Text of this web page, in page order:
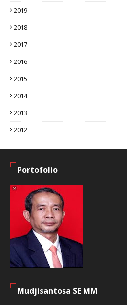
2019
2018
2017
2016
2015
2014
2013
2012
Portofolio
Mudjisantosa SE MM